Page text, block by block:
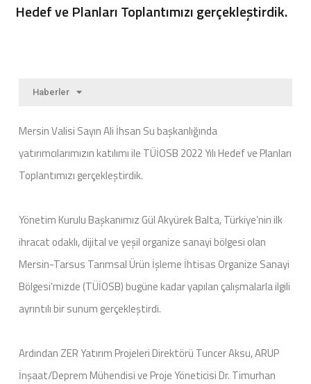
Hedef ve Planları Toplantımızı gerçekleştirdik.
Haberler
Mersin Valisi Sayın Ali İhsan Su başkanlığında
yatırımcılarımızın katılımı ile TÜİOSB 2022 Yılı Hedef ve Planları
Toplantımızı gerçekleştirdik.
Yönetim Kurulu Başkanımız Gül Akyürek Balta, Türkiye’nin ilk
ihracat odaklı, dijital ve yeşil organize sanayi bölgesi olan
Mersin-Tarsus Tarımsal Ürün İşleme İhtisas Organize Sanayi
Bölgesi’mizde (TÜİOSB) bugüne kadar yapılan çalışmalarla ilgili
ayrıntılı bir sunum gerçekleştirdi.
Ardından ZER Yatırım Projeleri Direktörü Tuncer Aksu, ARUP
İnşaat/Deprem Mühendisi ve Proje Yöneticisi Dr. Timurhan